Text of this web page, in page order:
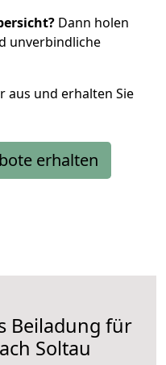
Dann holen
unverbindliche
aus und erhalten Sie
erhalten
Beiladung für
Soltau